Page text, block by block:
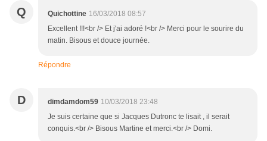
Q Quichottine 16/03/2018 08:57
Excellent !!!<br /> Et j'ai adoré !<br /> Merci pour le sourire du
matin. Bisous et douce journée.
Répondre
D dimdamdom59 10/03/2018 23:48
Je suis certaine que si Jacques Dutronc te lisait , il serait
conquis.<br /> Bisous Martine et merci.<br /> Domi.